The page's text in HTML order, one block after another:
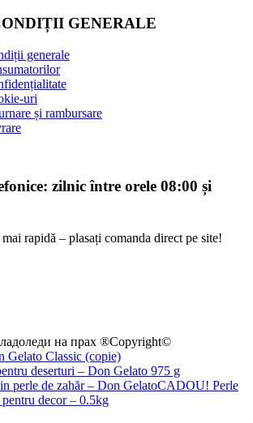
GENERALE
generale
uri
și rambursare
zilnic între orele 08:00 și
rapidă – plasați comanda direct pe site!
на прах ®Copyright©
Gelato Classic (copie)
CADOU! Perle
decor – 0.5kg